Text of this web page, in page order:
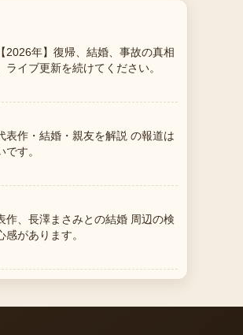
2026年】復帰、結婚、事故の真相
イブ更新を続けてください。
表作・結婚・親友を解説 の報道は
す。
作、長澤まさみとの結婚 周辺の検
があります。